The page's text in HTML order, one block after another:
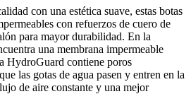
con una estética suave, estas botas
con refuerzos de cuero de
para mayor durabilidad. En la
una membrana impermeable
HydroGuard contiene poros
las gotas de agua pasen y entren en la
de aire constante y una mejor